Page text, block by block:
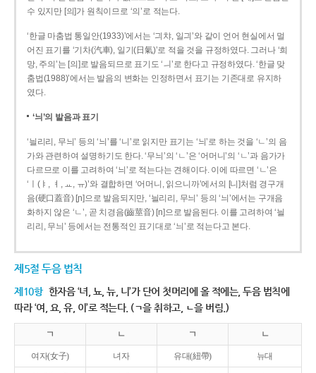
수 있지만 [의]가 원칙이므로 ‘의’로 적는다.
‘한글 마춤법 통일안(1933)’에서는 ‘긔챠, 일긔’와 같이 언어 현실에서 멀
어진 표기를 ‘기차(汽車), 일기(日氣)’로 적을 것을 규정하였다. 그러나 ‘희
망, 주의’는 [의]로 발음되므로 표기도 ‘ㅢ’로 한다고 규정하였다. ‘한글 맞
춤법(1988)’에서는 발음의 변화는 인정하면서 표기는 기존대로 유지하
였다.
‘늬’의 발음과 표기
‘늴리리, 무늬’ 등의 ‘늬’를 ‘니’로 읽지만 표기는 ‘늬’로 하는 것을 ‘ㄴ’의 음
가와 관련하여 설명하기도 한다. ‘무늬’의 ‘ㄴ’은 ‘어머니’의 ‘ㄴ’과 음가가
다르므로 이를 고려하여 ‘늬’로 적는다는 견해이다. 이에 따르면 ‘ㄴ’은
‘ㅣ(ㅑ, ㅕ, ㅛ, ㅠ)’와 결합하면 ‘어머니, 읽으니까’에서의 [니]처럼 경구개
음(硬口蓋音) [ɲ]으로 발음되지만, ‘늴리리, 무늬’ 등의 ‘늬’에서는 구개음
화하지 않은 ‘ㄴ’, 곧 치경음(齒莖音) [n]으로 발음된다. 이를 고려하여 ‘늴
리리, 무늬’ 등에서는 전통적인 표기대로 ‘늬’로 적는다고 본다.
제5절 두음 법칙
제10항 한자음 ‘녀, 뇨, 뉴, 니’가 단어 첫머리에 올 적에는, 두음 법칙에
따라 ‘여, 요, 유, 이’로 적는다. (ㄱ을 취하고, ㄴ을 버림.)
ㄱ ㄴ ㄱ ㄴ
여자(女子) 녀자 유대(紐帶) 뉴대